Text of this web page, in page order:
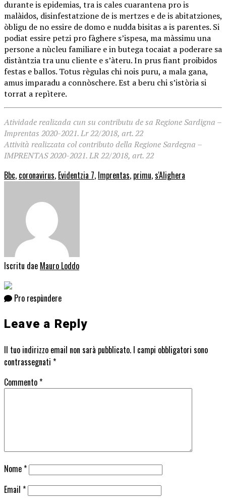
durante is epidemias, tra is cales cuarantena pro is
malàidos, disinfestatzione de is mertzes e de is abitatziones,
òbligu de no essire de domo e nudda bisitas a is parentes. Si
podiat essire petzi pro fàghere s’ispesa, ma màssimu una
persone a nùcleu familiare e in butega tocaiat a poderare sa
distàntzia tra unu cliente e s’àteru. In prus fiant proibidos
festas e ballos. Totus règulas chi nois puru, a mala gana,
amus imparadu a connòschere. Est a beru chi s’istòria si
torrat a repìtere.
Atividade realizada cun su contributu de sa Regione Sardigna –
Imprentas 2020-2021. Lr 22/2018, art. 22
Attività realizzata col contributo della Regione Sardegna –
IMPRENTAS 2020-2021. LR 22/2018, art. 22
Bbc, coronavirus, Evidentzia 7, Imprentas, primu,s'Alighera
Iscritu dae Mauro Loddo
Pro respùndere
Leave a Reply
Il tuo indirizzo email non sarà pubblicato. I campi obbligatori sono
contrassegnati *
Commento*
Nome*
Email *